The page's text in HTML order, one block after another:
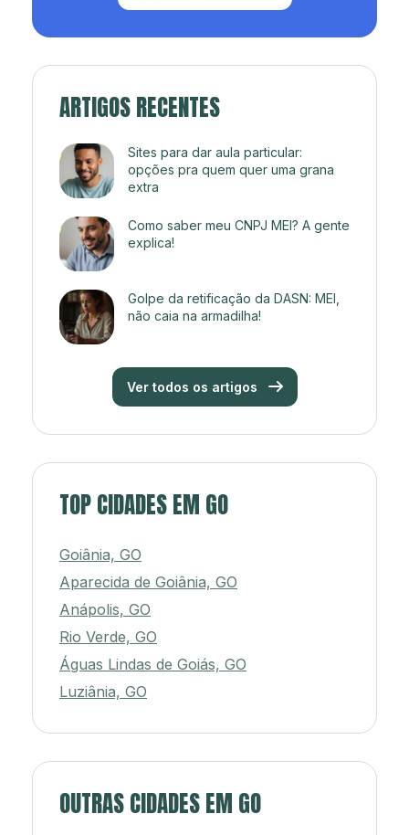
ARTIGOS RECENTES
Sites para dar aula particular:
opções pra quem quer uma grana
extra
Como saber meu CNPJ MEI? A gente
explica!
Golpe da retificação da DASN: MEI,
não caia na armadilha!
Ver todos os artigos
TOP CIDADES EM GO
Goiânia, GO
Aparecida de Goiânia, GO
Anápolis, GO
Rio Verde, GO
Águas Lindas de Goiás, GO
Luziânia, GO
OUTRAS CIDADES EM GO